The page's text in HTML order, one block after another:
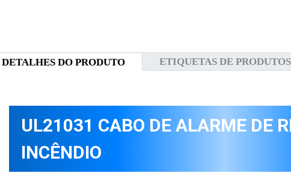
DETALHES DO PRODUTO ETIQUETAS DE PRODUTOS
UL21031 CABO DE ALARME DE
INCÊNDIO